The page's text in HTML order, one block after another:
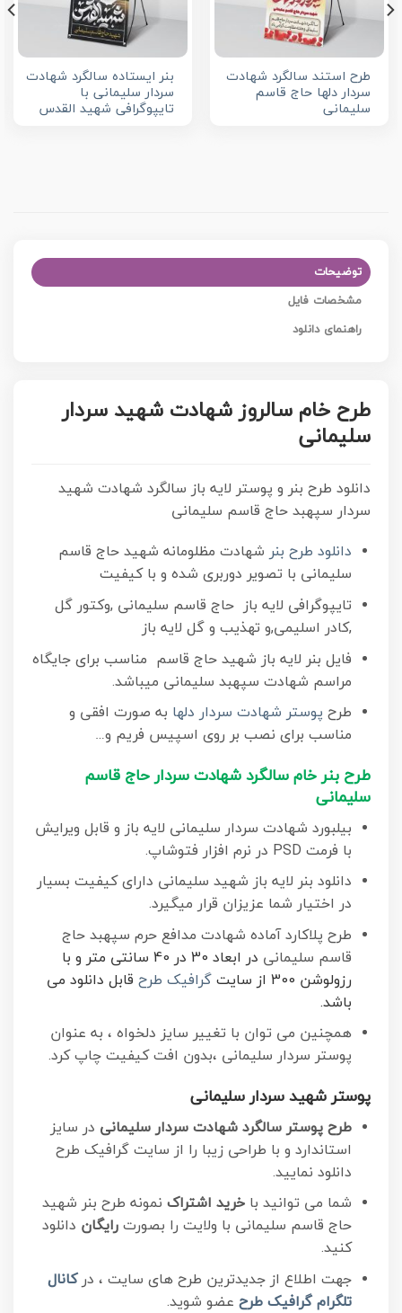
طرح استند سالگرد شهادت
سردار دلها حاج قاسم
سلیمانی
بنر ایستاده سالگرد شهادت
سردار سلیمانی با
تایپوگرافی شهید القدس
توضیحات
مشخصات فایل
راهنمای دانلود
طرح خام سالروز شهادت شهید سردار
سلیمانی
دانلود طرح بنر و پوستر لایه باز سالگرد شهادت شهید
سردار سپهبد حاج قاسم سلیمانی
دانلود طرح بنر شهادت مظلومانه شهید حاج قاسم
سلیمانی با تصویر دوربری شده و با کیفیت
تایپوگرافی لایه باز حاج قاسم سلیمانی ,وکتور گل
,کادر اسلیمی,و تهذیب و گل لایه باز
فایل بنر لایه باز شهید حاج قاسم مناسب برای جایگاه
مراسم شهادت سپهبد سلیمانی میباشد.
طرح پوستر شهادت سردار دلها به صورت افقی و
مناسب برای نصب بر روی اسپیس فریم و…
طرح بنر خام سالگرد شهادت سردار حاج قاسم
سلیمانی
بیلبورد شهادت سردار سلیمانی لایه باز و قابل ویرایش
با فرمت PSD در نرم افزار فتوشاپ.
دانلود بنر لایه باز شهید سلیمانی دارای کیفیت بسیار
در اختیار شما عزیزان قرار میگیرد.
طرح پلاکارد آماده شهادت مدافع حرم سپهبد حاج
قاسم سلیمانی
در ابعاد 30 در 40 سانتی متر و با
رزولوشن 300 از سایت
گرافیک طرحقابل دانلود می
باشد.
همچنین می توان با تغییر سایز دلخواه ، به عنوان
پوستر سردار سلیمانی ،بدون افت کیفیت چاپ کرد.
پوستر شهید سردار سلیمانی
طرح پوستر سالگرد شهادت سردار سلیمانی در سایز
استاندارد و با طراحی زیبا را از سایت گرافیک طرح
دانلود نمایید.
شما می توانید با خرید اشتراکنمونه طرح بنر شهید
حاج قاسم سلیمانی با ولایت را بصورت رایگان دانلود
کنید.
جهت اطلاع از جدیدترین طرح های سایت ، درکانال
تلگرام گرافیک طرحعضو شوید.